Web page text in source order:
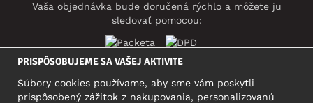
Vaša objednávka bude doručená rýchlo a môžete ju
sledovať pomocou:
SOCIÁLNE SIETE
PRISPÔSOBUJEME SA VAŠEJ AKTIVITE
Súbory cookies používame, aby sme vám poskytli
prispôsobený zážitok z nakupovania, personalizovanú